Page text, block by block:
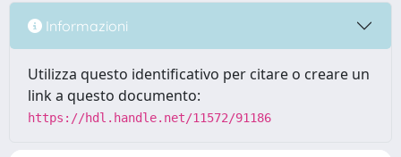
Informazioni
Utilizza questo identificativo per citare o creare un
link a questo documento:
https://hdl.handle.net/11572/91186